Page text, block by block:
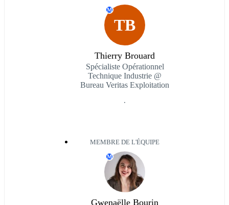
TB
M
Thierry Brouard
Spécialiste Opérationnel
Technique Industrie @
Bureau Veritas Exploitation
.
MEMBRE DE L'ÉQUIPE
M
Gwenaëlle Bourin